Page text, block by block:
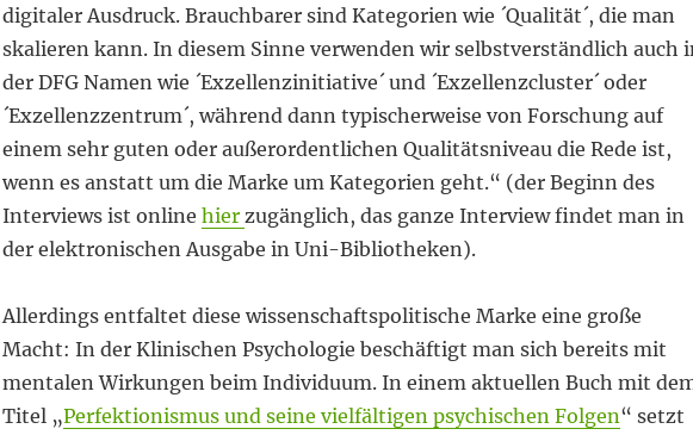
digitaler Ausdruck. Brauchbarer sind Kategorien wie ´Qualität´, die man
skalieren kann. In diesem Sinne verwenden wir selbstverständlich auch
der DFG Namen wie ´Exzellenzinitiative´ und ´Exzellenzcluster´ oder
´Exzellenzzentrum´, während dann typischerweise von Forschung auf
einem sehr guten oder außerordentlichen Qualitätsniveau die Rede ist,
wenn es anstatt um die Marke um Kategorien geht.“ (der Beginn des
Interviews ist online hier zugänglich, das ganze Interview findet man in
der elektronischen Ausgabe in Uni-Bibliotheken).
Allerdings entfaltet diese wissenschaftspolitische Marke eine große
Macht: In der Klinischen Psychologie beschäftigt man sich bereits mit
mentalen Wirkungen beim Individuum. In einem aktuellen Buch mit
Titel „Perfektionismus und seine vielfältigen psychischen Folgen“ setzt